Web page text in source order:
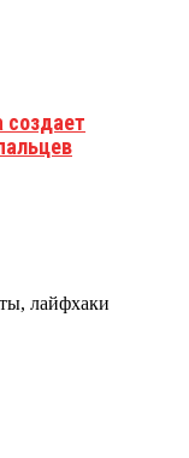
создает
лайфхаки